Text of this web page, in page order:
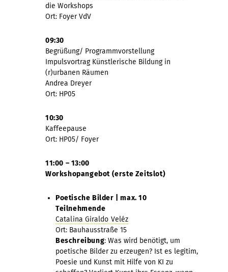
die Workshops
Ort: Foyer VdV
09:30
Begrüßung/ Programmvorstellung
Impulsvortrag Künstlerische Bildung in
(r)urbanen Räumen
Andrea Dreyer
Ort: HP05
10:30
Kaffeepause
Ort: HP05/ Foyer
11:00 – 13:00
Workshopangebot (erste Zeitslot)
Poetische Bilder | max. 10
Teilnehmende
Catalina Giraldo Veléz
Ort: Bauhausstraße 15
Beschreibung: Was wird benötigt, um
poetische Bilder zu erzeugen? Ist es legitim,
Poesie und Kunst mit Hilfe von KI zu